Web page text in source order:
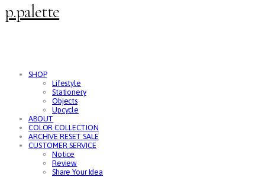
p.palette
SHOP
Lifestyle
Stationery
Objects
Upcycle
ABOUT
COLOR COLLECTION
ARCHIVE RESET SALE
CUSTOMER SERVICE
Notice
Review
Share Your Idea